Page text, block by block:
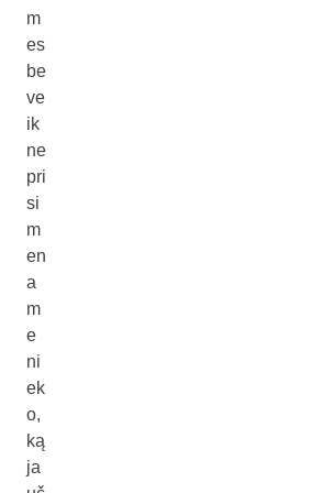
m
es
be
ve
ik
ne
pri
si
m
en
a
m
e
ni
ek
o,
ką
ja